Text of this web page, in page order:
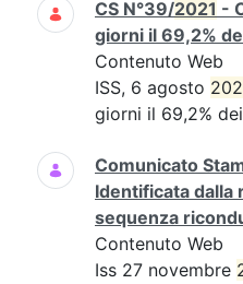
CS N°39/2021 -
giorni il 69,2%
Contenuto Web
ISS, 6 agosto
giorni il 69,2%
Comunicato
Identificata dalla
sequenza
Contenuto Web
Iss 27 novembre